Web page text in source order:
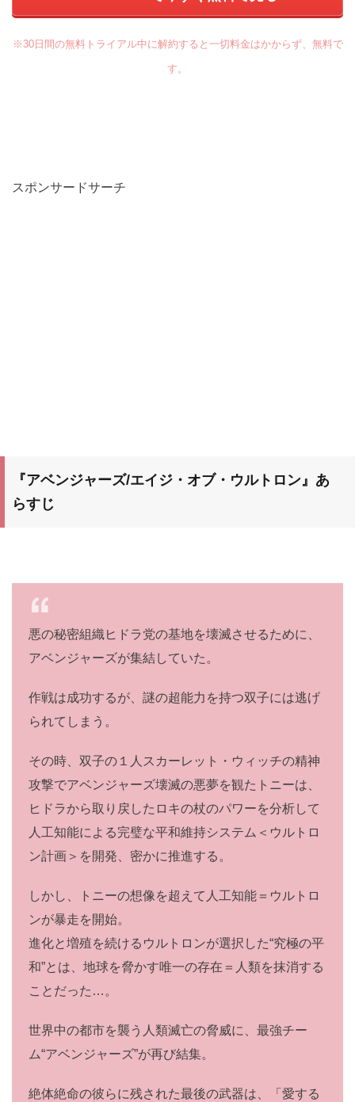
※30日間の無料トライアル中に解約すると一切料金はかからず、無料で
す。
スポンサードサーチ
『アベンジャーズ/エイジ・オブ・ウルトロン』あ
らすじ
悪の秘密組織ヒドラ党の基地を壊滅させるために、
アベンジャーズが集結していた。
作戦は成功するが、謎の超能⼒を持つ双⼦には逃げ
られてしまう。
その時、双⼦の１⼈スカーレット・ウィッチの精神
攻撃でアベンジャーズ壊滅の悪夢を観たトニーは、
ヒドラから取り戻したロキの杖のパワーを分析して
⼈⼯知能による完璧な平和維持システム＜ウルトロ
ン計画＞を開発、密かに推進する。
しかし、トニーの想像を超えて⼈⼯知能＝ウルトロ
ンが暴⾛を開始。
進化と増殖を続けるウルトロンが選択した“究極の平
和”とは、地球を脅かす唯⼀の存在＝⼈類を抹消する
ことだった…。
世界中の都市を襲う⼈類滅亡の脅威に、最強チー
ム“アベンジャーズ”が再び結集。
絶体絶命の彼らに残された最後の武器は、「愛する